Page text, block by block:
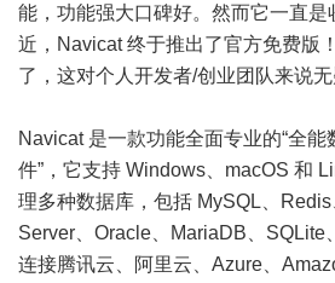
能，功能强大口碑好。然而它一直是
近，Navicat 终于推出了官方免费版
了，这对个人开发者/创业团队来说
Navicat 是一款功能全面专业的“全
件”，它支持 Windows、macOS 和
理多种数据库，包括 MySQL、
Server、Oracle、MariaDB、SQLite
连接腾讯云、阿里云、Azure、